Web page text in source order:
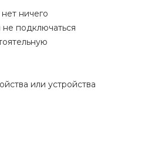
ничего
подключаться
или устройства